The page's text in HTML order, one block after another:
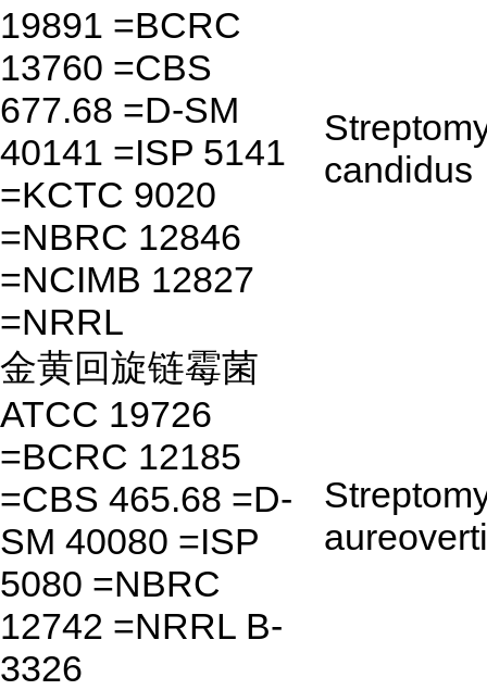
19891 =BCRC
13760 =CBS
677.68 =D-SM
40141 =ISP 5141
=KCTC 9020
=NBRC 12846
=NCIMB 12827
=NRRL
candidus
金黄回旋链霉菌
ATCC 19726
=BCRC 12185
=CBS 465.68 =D-
SM 40080 =ISP
5080 =NBRC
12742 =NRRL B-
3326